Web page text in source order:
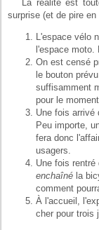
La réalité est
surprise (et de pire en
L'espace vélo
l'espace
On est censé
le bouton
suffisamment
pour le
Une fois arrivé
Peu importe,
fera donc
usagers.
Une fois
enchaînéla
comment
À l'accueil,
cher pour trois